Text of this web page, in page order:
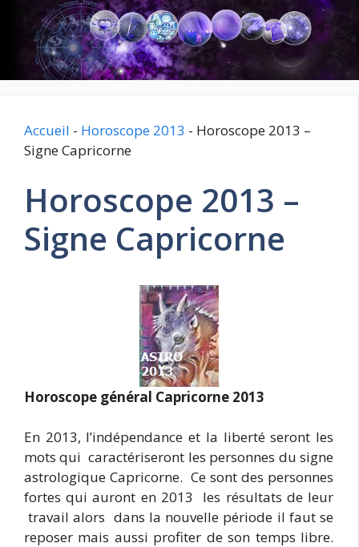
contenu
Accueil - Horoscope 2013 - Horoscope 2013 –
Signe Capricorne
Horoscope 2013 –
Signe Capricorne
Horoscope général Capricorne 2013
En 2013, l’indépendance et la liberté seront les
mots qui caractériseront les personnes du signe
astrologique Capricorne. Ce sont des personnes
fortes qui auront en 2013 les résultats de leur
travail alors dans la nouvelle période il faut se
reposer mais aussi profiter de son temps libre.